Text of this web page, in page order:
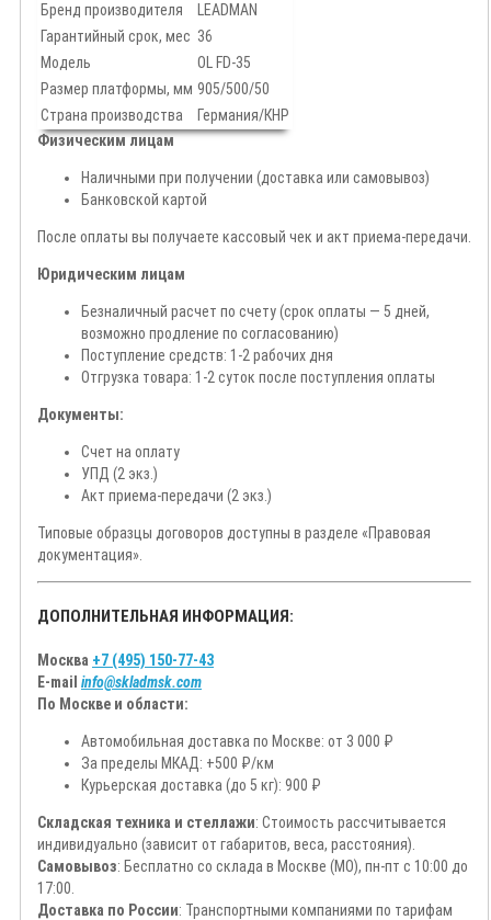
Бренд производителя
LEADMAN
Гарантийный срок, мес 36
Модель
OL FD-35
Размер платформы, мм 905/500/50
Страна производства
Германия/КНР
Физическим лицам
Наличными при получении (доставка или самовывоз)
Банковской картой
После оплаты вы получаете кассовый чек и акт приема-передачи.
Юридическим лицам
Безналичный расчет по счету (срок оплаты — 5 дней,
возможно продление по согласованию)
Поступление средств: 1-2 рабочих дня
Отгрузка товара: 1-2 суток после поступления оплаты
Документы:
Счет на оплату
УПД (2 экз.)
Акт приема-передачи (2 экз.)
Типовые образцы договоров доступны в разделе «Правовая
документация».
ДОПОЛНИТЕЛЬНАЯ ИНФОРМАЦИЯ:
Москва +7 (495) 150-77-43
E-mail info@skladmsk.com
По Москве и области:
Автомобильная доставка по Москве: от 3 000 ₽
За пределы МКАД: +500 ₽/км
Курьерская доставка (до 5 кг): 900 ₽
Складская техника и стеллажи: Стоимость рассчитывается
индивидуально (зависит от габаритов, веса, расстояния).
Самовывоз: Бесплатно со склада в Москве (МО), пн-пт с 10:00 до
17:00.
Доставка по России: Транспортными компаниями по тарифам